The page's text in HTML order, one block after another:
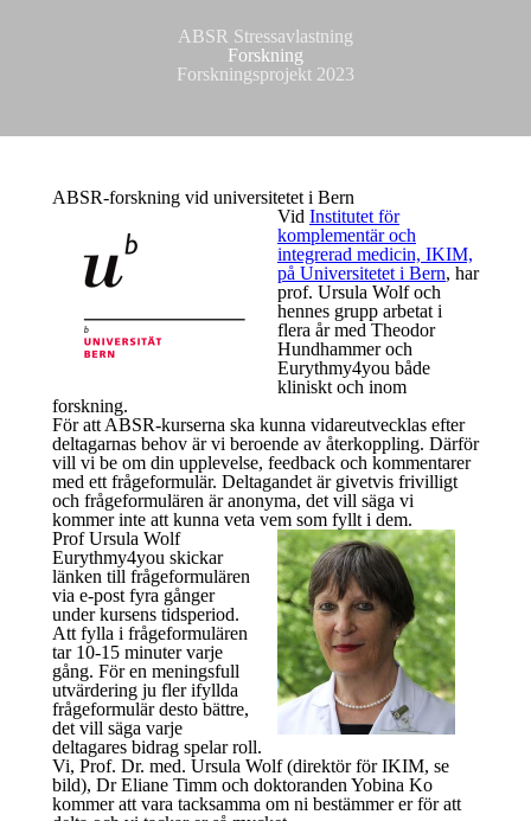
ABSR Stressavlastning
Forskning
Forskningsprojekt 2023
ABSR-forskning vid universitetet i Bern
Vid Institutet för
komplementär och
integrerad medicin, IKIM,
på Universitetet i Bern, har
prof. Ursula Wolf och
hennes grupp arbetat i
flera år med Theodor
Hundhammer och
Eurythmy4you både
kliniskt och inom
forskning.
För att ABSR-kurserna ska kunna vidareutvecklas efter
deltagarnas behov är vi beroende av återkoppling. Därför
vill vi be om din upplevelse, feedback och kommentarer
med ett frågeformulär. Deltagandet är givetvis frivilligt
och frågeformulären är anonyma, det vill säga vi
kommer inte att kunna veta vem som fyllt i dem.
Prof Ursula Wolf
Eurythmy4you skickar
länken till frågeformulären
via e-post fyra gånger
under kursens tidsperiod.
Att fylla i frågeformulären
tar 10-15 minuter varje
gång. För en meningsfull
utvärdering ju fler ifyllda
frågeformulär desto bättre,
det vill säga varje
deltagares bidrag spelar roll.
Vi, Prof. Dr. med. Ursula Wolf (direktör för IKIM, se
bild), Dr Eliane Timm och doktoranden Yobina Ko
kommer att vara tacksamma om ni bestämmer er för att